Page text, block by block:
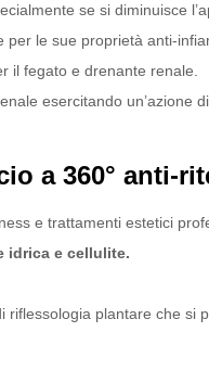
se si diminuisce
per le sue proprietà anti-
il fegato e drenante renale.
esercitando un’azione
a 360° anti-
e trattamenti estetici
idrica e cellulite.
plantare che si